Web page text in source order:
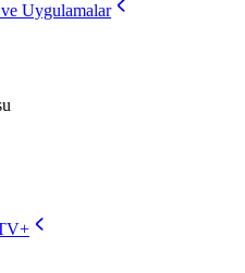
Uygulamalar